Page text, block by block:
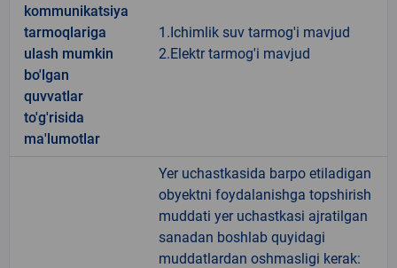
kommunikatsiya
tarmoqlariga
ulash mumkin
bo'lgan
quvvatlar
to'g'risida
ma'lumotlar
1.Ichimlik suv tarmog'i mavjud
2.Elektr tarmog'i mavjud
Yer uchastkasida barpo etiladigan
obyektni foydalanishga topshirish
muddati yer uchastkasi ajratilgan
sanadan boshlab quyidagi
muddatlardan oshmasligi kerak: